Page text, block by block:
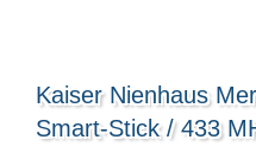
Kaiser Nienhaus
Smart-Stick / 433